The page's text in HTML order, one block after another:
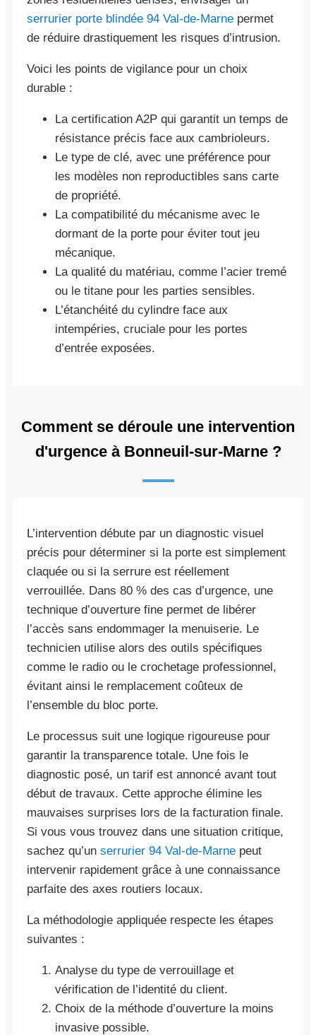
serrurier porte blindée 94 Val-de-Marne permet
de réduire drastiquement les risques d’intrusion.
Voici les points de vigilance pour un choix
durable :
La certification A2P qui garantit un temps de
résistance précis face aux cambrioleurs.
Le type de clé, avec une préférence pour
les modèles non reproductibles sans carte
de propriété.
La compatibilité du mécanisme avec le
dormant de la porte pour éviter tout jeu
mécanique.
La qualité du matériau, comme l’acier tremé
ou le titane pour les parties sensibles.
L’étanchéité du cylindre face aux
intempéries, cruciale pour les portes
d’entrée exposées.
Comment se déroule une intervention
d'urgence à Bonneuil-sur-Marne ?
L’intervention débute par un diagnostic visuel
précis pour déterminer si la porte est simplement
claquée ou si la serrure est réellement
verrouillée. Dans 80 % des cas d’urgence, une
technique d’ouverture fine permet de libérer
l’accès sans endommager la menuiserie. Le
technicien utilise alors des outils spécifiques
comme le radio ou le crochetage professionnel,
évitant ainsi le remplacement coûteux de
l’ensemble du bloc porte.
Le processus suit une logique rigoureuse pour
garantir la transparence totale. Une fois le
diagnostic posé, un tarif est annoncé avant tout
début de travaux. Cette approche élimine les
mauvaises surprises lors de la facturation finale.
Si vous vous trouvez dans une situation critique,
sachez qu’un serrurier 94 Val-de-Marne peut
intervenir rapidement grâce à une connaissance
parfaite des axes routiers locaux.
La méthodologie appliquée respecte les étapes
suivantes :
Analyse du type de verrouillage et
vérification de l’identité du client.
Choix de la méthode d’ouverture la moins
invasive possible.